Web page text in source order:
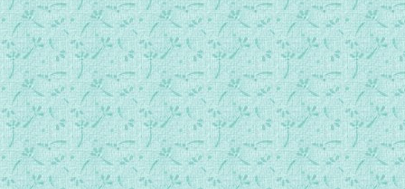
艾赛尼亚和平福音__第4册第3节-2.mp3
艾赛尼亚和平福音__第4册第3节-3.mp3
艾赛尼亚和平福音__第4册第3节-4.mp3
艾赛尼亚和平福音__第4册第3节-5.mp3
艾赛尼亚和平福音__第4册第3节-6.mp3
艾赛尼亚和平福音__第4册第4节-1.mp3